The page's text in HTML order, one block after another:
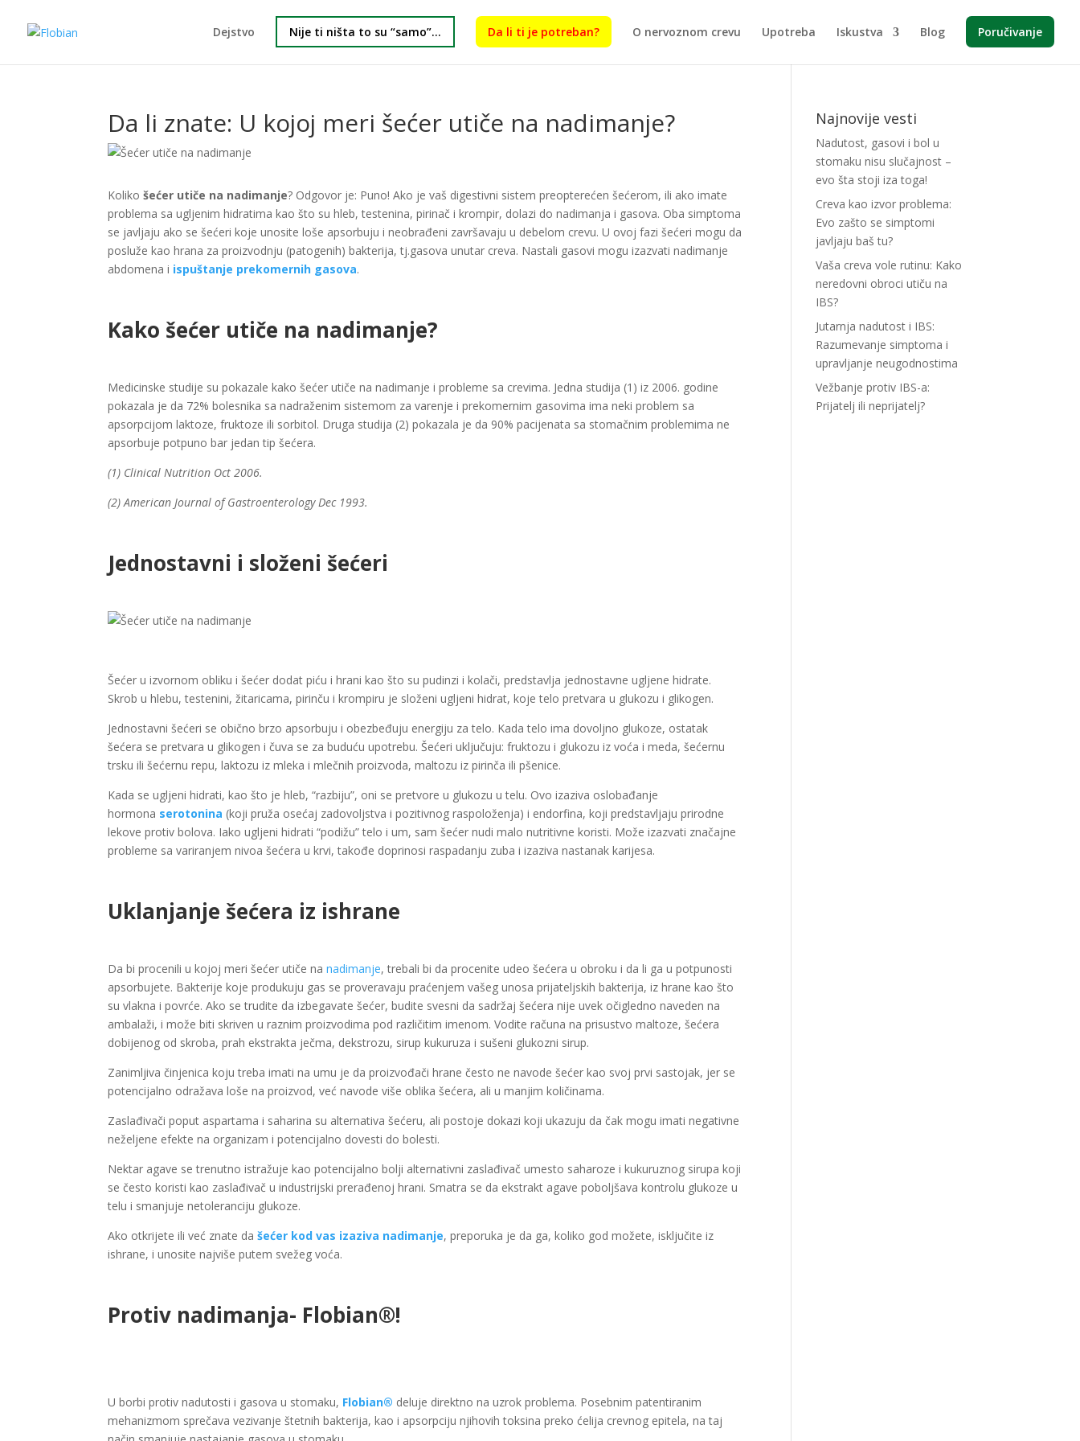
Dejstvo Nije ti ništa to su “samo”… Da li ti je potreban? O nervoznom crevu Upotreba Iskustva Blog Poručivanje
Da li znate: U kojoj meri šećer utiče na nadimanje?
Kolikošećer utiče na nadimanje? Odgovor je: Puno! Ako je vaš digestivni sistem preopterećen šećerom, ili ako imate
problema sa ugljenim hidratima kao što su hleb, testenina, pirinač i krompir, dolazi do nadimanja i gasova. Oba simptoma
se javljaju ako se šećeri koje unosite loše apsorbuju i neobrađeni završavaju u debelom crevu. U ovoj fazi šećeri mogu da
posluže kao hrana za proizvodnju (patogenih) bakterija, tj.gasova unutar creva. Nastali gasovi mogu izazvati nadimanje
abdomena i ispuštanje prekomernih gasova.
Kako šećer utiče na nadimanje?
Medicinske studije su pokazale kako šećer utiče na nadimanje i probleme sa crevima. Jedna studija (1) iz 2006. godine
pokazala je da 72% bolesnika sa nadraženim sistemom za varenje i prekomernim gasovima ima neki problem sa
apsorpcijom laktoze, fruktoze ili sorbitol. Druga studija (2) pokazala je da 90% pacijenata sa stomačnim problemima ne
apsorbuje potpuno bar jedan tip šećera.
(1) Clinical Nutrition Oct 2006.
(2) American Journal of Gastroenterology Dec 1993.
Jednostavni i složeni šećeri
Šećer u izvornom obliku i šećer dodat piću i hrani kao što su pudinzi i kolači, predstavlja jednostavne ugljene hidrate.
Skrob u hlebu, testenini, žitaricama, pirinču i krompiru je složeni ugljeni hidrat, koje telo pretvara u glukozu i glikogen.
Jednostavni šećeri se obično brzo apsorbuju i obezbeđuju energiju za telo. Kada telo ima dovoljno glukoze, ostatak
šećera se pretvara u glikogen i čuva se za buduću upotrebu. Šećeri uključuju: fruktozu i glukozu iz voća i meda, šećernu
trsku ili šećernu repu, laktozu iz mleka i mlečnih proizvoda, maltozu iz pirinča ili pšenice.
Kada se ugljeni hidrati, kao što je hleb, “razbiju”, oni se pretvore u glukozu u telu. Ovo izaziva oslobađanje
hormona serotonina (koji pruža osećaj zadovoljstva i pozitivnog raspoloženja) i endorfina, koji predstavljaju prirodne
lekove protiv bolova. Iako ugljeni hidrati “podižu” telo i um, sam šećer nudi malo nutritivne koristi. Može izazvati značajne
probleme sa variranjem nivoa šećera u krvi, takođe doprinosi raspadanju zuba i izaziva nastanak karijesa.
Uklanjanje šećera iz ishrane
Da bi procenili u kojoj meri šećer utiče nanadimanje, trebali bi da procenite udeo šećera u obroku i da li ga u potpunosti
apsorbujete. Bakterije koje produkuju gas se proveravaju praćenjem vašeg unosa prijateljskih bakterija, iz hrane kao što
su vlakna i povrće. Ako se trudite da izbegavate šećer, budite svesni da sadržaj šećera nije uvek očigledno naveden na
ambalaži, i može biti skriven u raznim proizvodima pod različitim imenom. Vodite računa na prisustvo maltoze, šećera
dobijenog od skroba, prah ekstrakta ječma, dekstrozu, sirup kukuruza i sušeni glukozni sirup.
Zanimljiva činjenica koju treba imati na umu je da proizvođači hrane često ne navode šećer kao svoj prvi sastojak, jer se
potencijalno odražava loše na proizvod, već navode više oblika šećera, ali u manjim količinama.
Zaslađivači poput aspartama i saharina su alternativa šećeru, ali postoje dokazi koji ukazuju da čak mogu imati negativne
neželjene efekte na organizam i potencijalno dovesti do bolesti.
Nektar agave se trenutno istražuje kao potencijalno bolji alternativni zaslađivač umesto saharoze i kukuruznog sirupa koji
se često koristi kao zaslađivač u industrijski prerađenoj hrani. Smatra se da ekstrakt agave poboljšava kontrolu glukoze u
telu i smanjuje netoleranciju glukoze.
Ako otkrijete ili već znate dašećer kod vas izaziva nadimanje, preporuka je da ga, koliko god možete, isključite iz
ishrane, i unosite najviše putem svežeg voća.
Protiv nadimanja- Flobian®!
U borbi protiv nadutosti i gasova u stomaku, Flobian® deluje direktno na uzrok problema. Posebnim patentiranim
mehanizmom sprečava vezivanje štetnih bakterija, kao i apsorpciju njihovih toksina preko ćelija crevnog epitela, na taj
Najnovije vesti
Nadutost, gasovi i bol u
stomaku nisu slučajnost –
evo šta stoji iza toga!
Creva kao izvor problema:
Evo zašto se simptomi
javljaju baš tu?
Vaša creva vole rutinu: Kako
neredovni obroci utiču na
IBS?
Jutarnja nadutost i IBS:
Razumevanje simptoma i
upravljanje neugodnostima
Vežbanje protiv IBS-a:
Prijatelj ili neprijatelj?